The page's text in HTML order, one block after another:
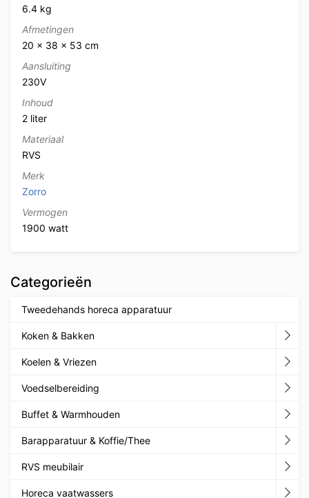
6.4 kg
Afmetingen
20 × 38 × 53 cm
Aansluiting
230V
Inhoud
2 liter
Materiaal
RVS
Merk
Zorro
Vermogen
1900 watt
Categorieën
Tweedehands horeca apparatuur
Koken & Bakken
Koelen & Vriezen
Voedselbereiding
Buffet & Warmhouden
Barapparatuur & Koffie/Thee
RVS meubilair
Horeca vaatwassers